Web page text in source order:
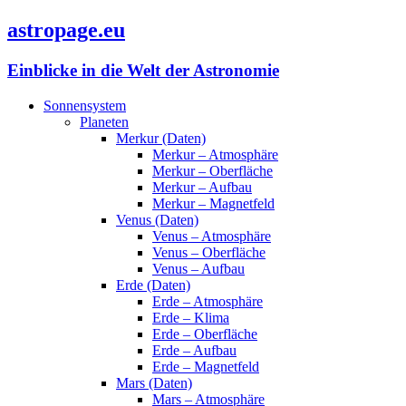
astropage.eu
Einblicke in die Welt der Astronomie
Sonnensystem
Planeten
Merkur (Daten)
Merkur – Atmosphäre
Merkur – Oberfläche
Merkur – Aufbau
Merkur – Magnetfeld
Venus (Daten)
Venus – Atmosphäre
Venus – Oberfläche
Venus – Aufbau
Erde (Daten)
Erde – Atmosphäre
Erde – Klima
Erde – Oberfläche
Erde – Aufbau
Erde – Magnetfeld
Mars (Daten)
Mars – Atmosphäre